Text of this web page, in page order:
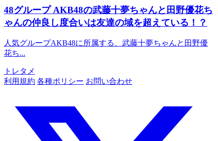
48グループAKB48の武藤十夢ちゃんと田野優花ち
ゃんの仲良し度合いは友達の域を超えている！？
人気グループAKB48に所属する、武藤十夢ちゃんと田野優
花ち...
トレタメ
利用規約 各種ポリシー お問い合わせ